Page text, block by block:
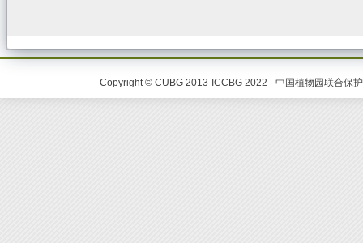
Copyright © CUBG 2013-ICCBG 2022 - 中国植物园联合保